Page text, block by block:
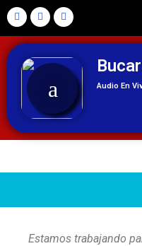
Audio En
Estamos trabajando